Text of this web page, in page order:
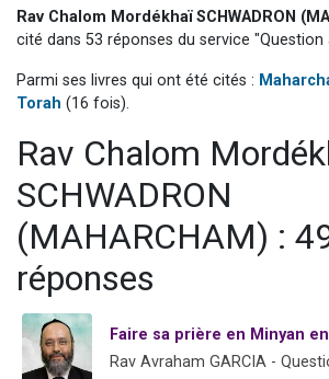
Il reste 49 places pour
12 nouvelles musiques
Rav Chalom Mordékhaï SCHWADRON
cité dans 53 réponses du service "Question
Parmi ses livres qui ont été cités :
Torah (16 fois).
Rav Chalom
SCHWADRON
(MAHARCHAM) :
réponses
Faire sa prière en Minyan
Rav Avraham GARCIA -